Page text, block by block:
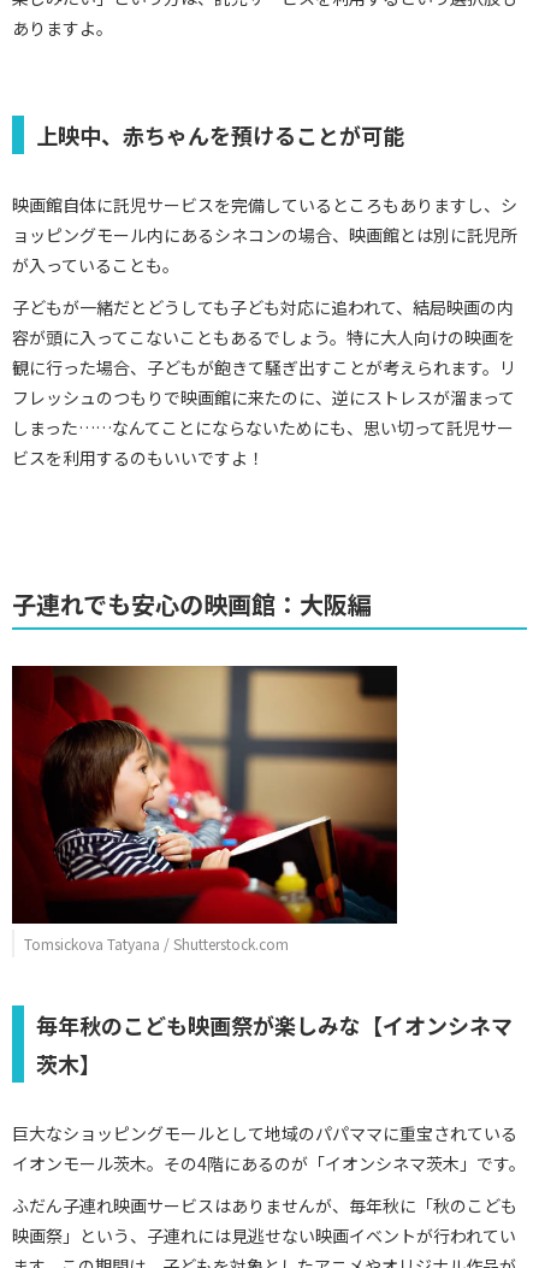
ありますよ。
上映中、赤ちゃんを預けることが可能
映画館自体に託児サービスを完備しているところもありますし、シ
ョッピングモール内にあるシネコンの場合、映画館とは別に託児所
が入っていることも。
子どもが一緒だとどうしても子ども対応に追われて、結局映画の内
容が頭に入ってこないこともあるでしょう。特に大人向けの映画を
観に行った場合、子どもが飽きて騒ぎ出すことが考えられます。リ
フレッシュのつもりで映画館に来たのに、逆にストレスが溜まって
しまった……なんてことにならないためにも、思い切って託児サー
ビスを利用するのもいいですよ！
子連れでも安心の映画館：大阪編
Tomsickova Tatyana / Shutterstock.com
毎年秋のこども映画祭が楽しみな【イオンシネマ
茨木】
巨大なショッピングモールとして地域のパパママに重宝されている
イオンモール茨木。その4階にあるのが「イオンシネマ茨木」です。
ふだん子連れ映画サービスはありませんが、毎年秋に「秋のこども
映画祭」という、子連れには見逃せない映画イベントが行われてい